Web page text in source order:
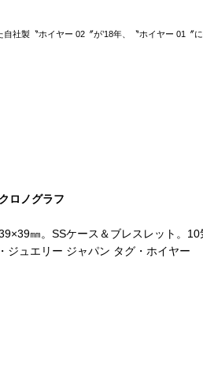
社製〝ホイヤー 02〞が’18年、〝ホイヤー 01〞
ロノグラフ
㎜。SSケース＆ブレスレット。10
ジュエリー ジャパン タグ・ホイヤー